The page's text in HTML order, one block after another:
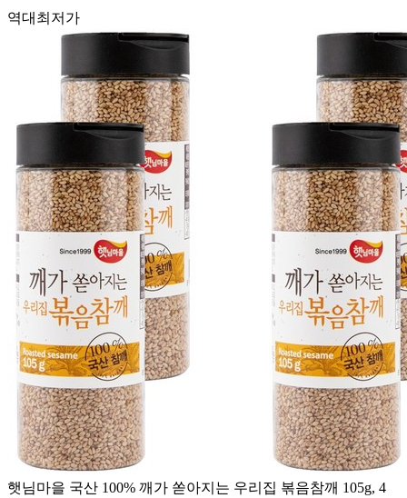
역대최저가
햇님마을 국산 100% 깨가 쏟아지는 우리집 볶음참깨 105g, 4